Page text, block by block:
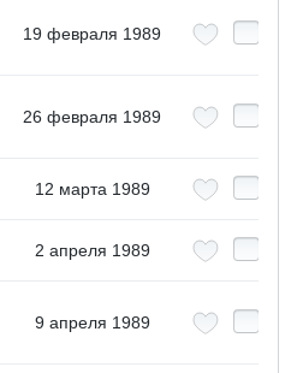
19 февраля 1989
26 февраля 1989
12 марта 1989
2 апреля 1989
9 апреля 1989